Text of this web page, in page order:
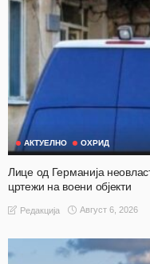
АКТУЕЛНО ОХРИД
Лице од Германија
цртежи на воени објекти
Редакција Август 6, 2026